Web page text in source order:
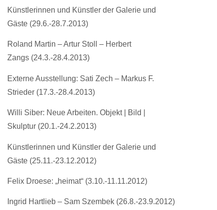
Künstlerinnen und Künstler der Galerie und
Gäste (29.6.-28.7.2013)
Roland Martin – Artur Stoll – Herbert
Zangs (24.3.-28.4.2013)
Externe Ausstellung: Sati Zech – Markus F.
Strieder (17.3.-28.4.2013)
Willi Siber: Neue Arbeiten. Objekt | Bild |
Skulptur (20.1.-24.2.2013)
Künstlerinnen und Künstler der Galerie und
Gäste (25.11.-23.12.2012)
Felix Droese: „heimat“ (3.10.-11.11.2012)
Ingrid Hartlieb – Sam Szembek (26.8.-23.9.2012)